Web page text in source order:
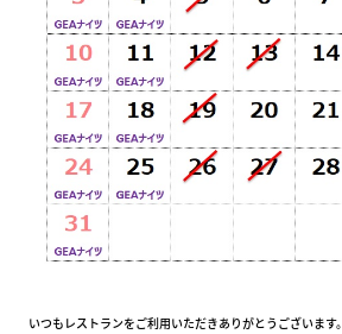
いつもレストランをご利用いただきありがとうございます。